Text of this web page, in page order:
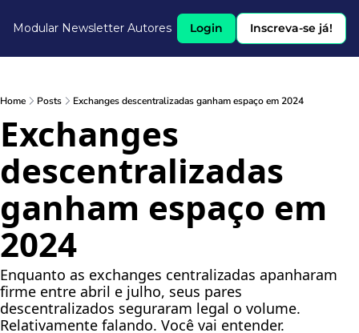
Modular Newsletter Autores Login Inscreva-se já!
Home Posts Exchanges descentralizadas ganham espaço em 2024
Exchanges
descentralizadas
ganham espaço em
2024
Enquanto as exchanges centralizadas apanharam
firme entre abril e julho, seus pares
descentralizados seguraram legal o volume.
Relativamente falando. Você vai entender.